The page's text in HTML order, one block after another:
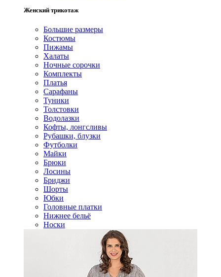
Женский трикотаж
Большие размеры
Костюмы
Пижамы
Халаты
Ночные сорочки
Комплекты
Платья
Сарафаны
Туники
Толстовки
Водолазки
Кофты, лонгсливы
Рубашки, блузки
Футболки
Майки
Брюки
Лосины
Бриджи
Шорты
Юбки
Головные платки
Нижнее бельё
Носки